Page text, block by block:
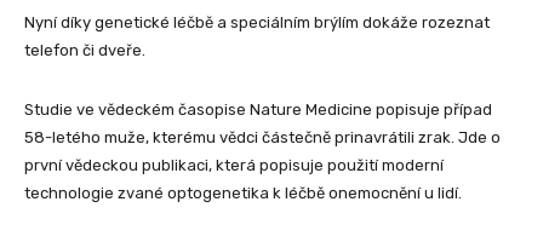
Nyní díky genetické léčbě a speciálním brýlím dokáže rozeznat
telefon či dveře.
Studie ve vědeckém časopise Nature Medicine popisuje případ
58-letého muže, kterému vědci částečně prinavrátili zrak. Jde o
první vědeckou publikaci, která popisuje použití moderní
technologie zvané optogenetika k léčbě onemocnění u lidí.